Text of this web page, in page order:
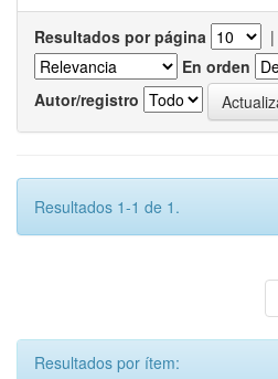
Resultados por página |
En orden
Autor/registro
Resultados 1-1 de 1.
Resultados por ítem: